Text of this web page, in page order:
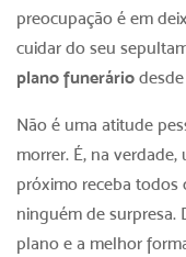
preocupação é em
cuidar do seu
plano funerário
Não é uma atitude
morrer. É, na
próximo receba todos
ninguém de surpresa.
plano e a melhor